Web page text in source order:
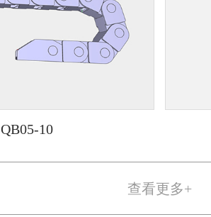
QB05-10
查看更多+